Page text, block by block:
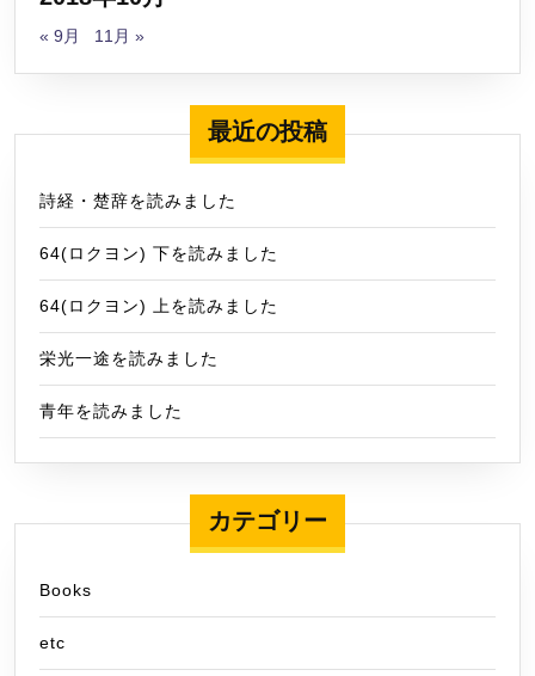
« 9月 11月 »
最近の投稿
詩経・楚辞を読みました
64(ロクヨン) 下を読みました
64(ロクヨン) 上を読みました
栄光一途を読みました
青年を読みました
カテゴリー
Books
etc